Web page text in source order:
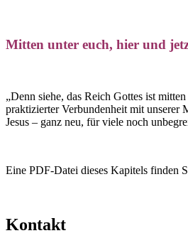
Mitten unter euch, hier und
„Denn siehe, das Reich Gottes ist
praktizierter Verbundenheit mit unserer
Jesus – ganz neu, für viele noch
Eine PDF-Datei dieses Kapitels finden
Kontakt